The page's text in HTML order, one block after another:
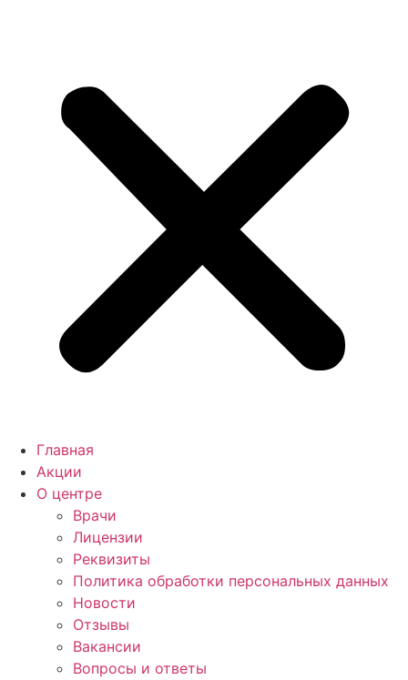
Главная
Акции
О центре
Врачи
Лицензии
Реквизиты
Политика обработки персональных данных
Новости
Отзывы
Вакансии
Вопросы и ответы